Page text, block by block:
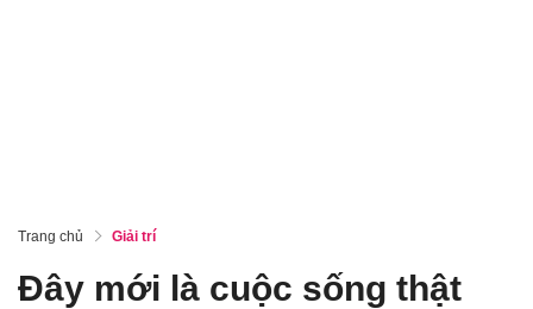
Trang chủ Giải trí
Đây mới là cuộc sống thật